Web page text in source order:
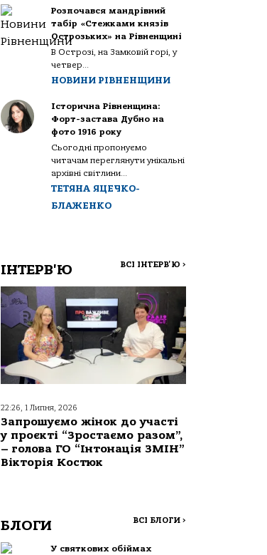
Розпочався мандрівний
табір «Стежками князів
Острозьких» на Рівненщині
В Острозі, на Замковій горі, у
четвер...
НОВИНИ РІВНЕНЩИНИ
Історична Рівненщина:
Форт-застава Дубно на
фото 1916 року
Сьогодні пропонуємо
читачам переглянути унікальні
архівні світлини...
ТЕТЯНА ЯЦЕЧКО-
БЛАЖЕНКО
ІНТЕРВ'Ю ВСІ ІНТЕРВ'Ю >
22:26, 1 Липня, 2026
Запрошуємо жінок до участі
у проєкті “Зростаємо разом”,
– голова ГО “Інтонація ЗМІН”
Вікторія Костюк
БЛОГИ ВСІ БЛОГИ >
У святкових обіймах